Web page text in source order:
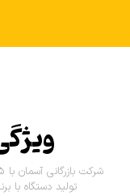
تولید دستگاه با